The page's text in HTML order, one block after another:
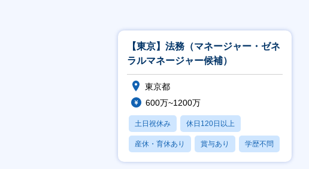
【東京】法務（マネージャー・ゼネ
ラルマネージャー候補）
東京都
600万~1200万
土日祝休み 休日120日以上
産休・育休あり 賞与あり 学歴不問